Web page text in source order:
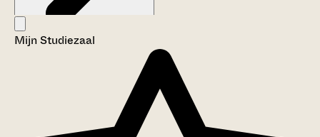
Aanwijzingen voor de gebruiker
Mijn Studiezaal